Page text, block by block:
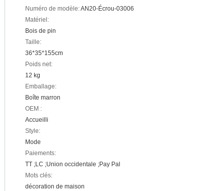
Numéro de modèle:AN20-Écrou-03006
Matériel:
Bois de pin
Taille:
36*35*155cm
Poids net:
12 kg
Emballage:
Boîte marron
OEM :
Accueilli
Style:
Mode
Paiements:
TT ;LC ;Union occidentale ;Pay Pal
Mots clés:
décoration de maison